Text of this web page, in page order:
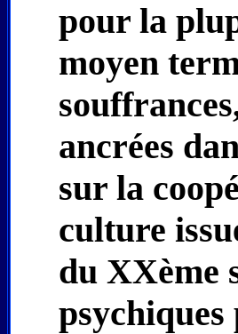
pour la
moyen
ancrées
sur la
culture
du XXème
psychiques